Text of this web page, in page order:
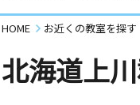
HOME お近くの教室を探す
北海道上